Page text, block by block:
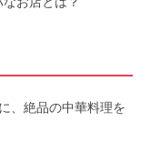
、絶品の中華料理を